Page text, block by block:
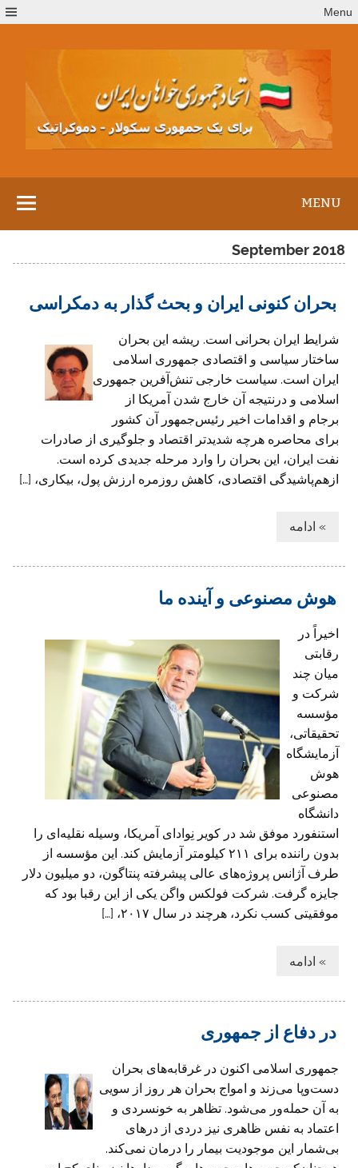
to
Menu
MENU
September 2018
بحران کنونی ایران و بحث گذار به دمکراسی
شرایط ایران بحرانی است. ریشه این بحران
ساختار سیاسی و اقتصادی جمهوری اسلامی
ایران است. سیاست خارجی تنش‌آفرین جمهوری
اسلامی و درنتیجه آن خارج شدن آمریکا از
برجام و اقدامات اخیر رئیس‌جمهور آن کشور
برای محاصره هرچه شدیدتر اقتصاد و جلوگیری از صادرات
نفت ایران، این بحران را وارد مرحله جدیدی کرده است.
ازهم‌پاشیدگی اقتصادی، کاهش روزمره ارزش پول، بیکاری، […]
» ادامه
هوش مصنوعی و آینده ما
اخیراً در
رقابتی
میان چند
شرکت و
مؤسسه
تحقیقاتی،
آزمایشگاه
هوش
مصنوعی
دانشگاه
استنفورد موفق شد در کویر نِوادای آمریکا، وسیله نقلیه‌ای را
بدون راننده برای ۲۱۱ کیلومتر آزمایش کند. این مؤسسه از
طرف آژانس پروژه‌های عالی پیشرفته پنتاگون، دو میلیون دلار
جایزه گرفت. شرکت فولکس واگن یکی از این رقبا بود که
موفقیتی کسب نکرد، هرچند در سال ۲۰۱۷، […]
» ادامه
در دفاع از جمهوری
جمهوری‌ اسلامی اکنون در غرقابه‌های بحران
دست‌وپا می‌زند و امواج بحران هر روز از سویی
به آن حمله‌ور می‌شود. تظاهر به خونسردی و
اعتماد به نفس ظاهری نیز دردی از درهای
بی‌شمار این موجودیت بیمار را درمان نمی‌کند.